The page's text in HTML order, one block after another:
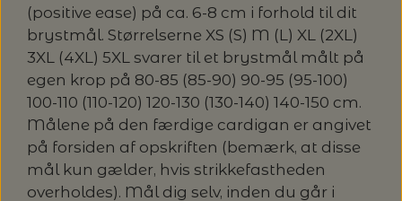
TRYKLÅSE
(positive ease) på ca. 6-8 cm i forhold til dit
brystmål. Størrelserne XS (S) M (L) XL (2XL)
3XL (4XL) 5XL svarer til et brystmål målt på
egen krop på 80-85 (85-90) 90-95 (95-100)
100-110 (110-120) 120-130 (130-140) 140-150 cm.
Målene på den færdige cardigan er angivet
på forsiden af opskriften (bemærk, at disse
mål kun gælder, hvis strikkefastheden
overholdes). Mål dig selv, inden du går i